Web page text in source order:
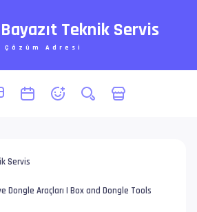
Teknik Servis
Çözüm Adresi
Servis
Dongle Araçları | Box and Dongle Tools